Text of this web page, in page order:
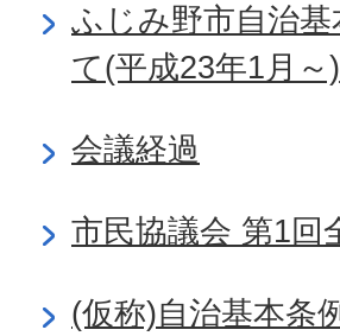
ふじみ野市自治
て(平成23年1月～)
会議経過
市民協議会 第1回
(仮称)自治基本条